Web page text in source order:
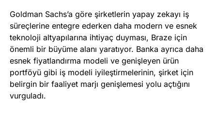
Goldman Sachs’a göre şirketlerin yapay zekayı iş
süreçlerine entegre ederken daha modern ve esnek
teknoloji altyapılarına ihtiyaç duyması, Braze için
önemli bir büyüme alanı yaratıyor. Banka ayrıca daha
esnek fiyatlandırma modeli ve genişleyen ürün
portföyü gibi iş modeli iyileştirmelerinin, şirket için
belirgin bir faaliyet marjı genişlemesi yolu açtığını
vurguladı.